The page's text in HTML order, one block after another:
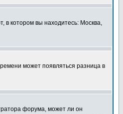
в котором вы находитесь: Москва,
может появляться разница в
форума, может ли он